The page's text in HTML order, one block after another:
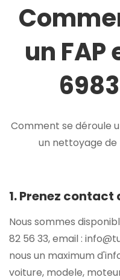
un
Comment se déroule
un nettoyage de
1. Prenez contact
Nous sommes
82 56 33, email :
nous un maximum
voiture, modele,